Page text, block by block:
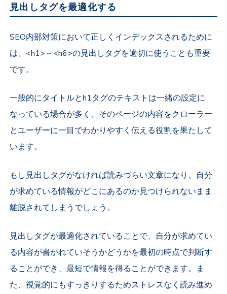
見出しタグを最適化する
SEO内部対策において正しくインデックスされるために
は、<h1>～<h6>の見出しタグを適切に使うことも重要
です。
一般的にタイトルとh1タグのテキストは一緒の設定に
なっている場合が多く、そのページの内容をクローラー
とユーザーに一目でわかりやすく伝える役割を果たして
います。
もし見出しタグがなければ読みづらい文章になり、自分
が求めている情報がどこにあるのか見つけられないまま
離脱されてしまうでしょう。
見出しタグが最適化されていることで、自分が求めてい
る内容が書かれていそうかどうかを最初の時点で判断す
ることができ、最短で情報を得ることができます。ま
た、視覚的にもすっきりするためストレスなく読み進め